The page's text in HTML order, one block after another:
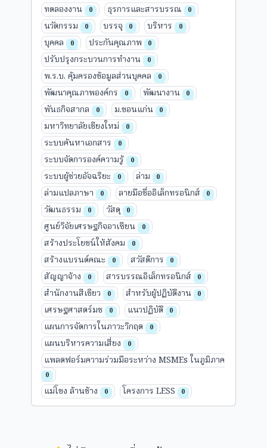
ทดลองงาน 0 ธุรการและสารบรรณ 0
นวัตกรรม 0 บรรจุ 0 บริหาร 0
บุคคล 0 ประกันคุณภาพ 0
ปรับปรุงกระบวนการทำงาน 0
พ.ร.บ. คุ้มครองข้อมูลส่วนบุคคล 0
พัฒนาคุณภาพองค์กร 0 พัฒนางาน 0
พันธกิจสากล 0 ม.ขอนแก่น 0
มหาวิทยาลัยเชียงใหม่ 0
ระบบค้นหาเอกสาร 0
ระบบจัดการองค์ความรู้ 0
ระบบผู้ช่วยอัจฉริยะ 0 ล่าม 0
ล่ามแปลภาษา 0 ลายมือชื่ออิเล็กทรอนิกส์ 0
วัฒนธรรม 0 วัสดุ 0
ศูนย์วิจัยเศรษฐกิจอาเซียน 0
สร้างประโยชน์ให้สังคม 0
สร้างแบรนด์คณะ 0 สวัสดิการ 0
สัญญาจ้าง 0 สารบรรณอิเล็กทรอนิกส์ 0
สำนักงานสีเขียว 0 สำหรับผู้ปฏิบัติงาน 0
เศรษฐศาสตร์มช 0 แนวปฏิบัติ 0
แผนการจัดการในภาวะวิกฤต 0
แผนบริหารความเสี่ยง 0
แพลตฟอร์มความร่วมมือระหว่าง MSMEs ในภูมิภาค
0
แม่โขง ล้านช้าง 0 โครงการ LESS 0